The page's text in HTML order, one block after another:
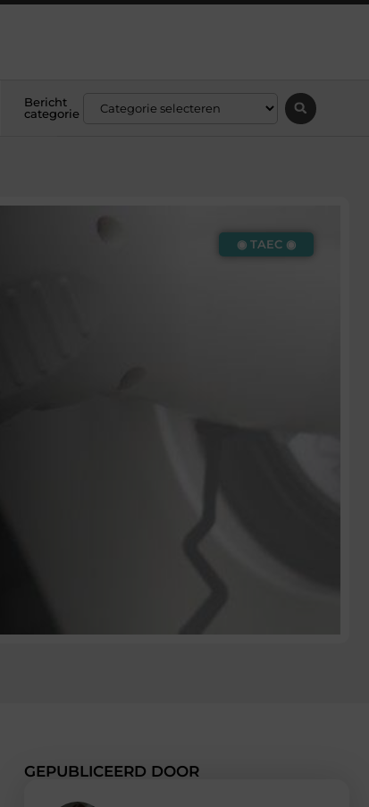
Bericht
categorie
◉ TAEC ◉
GEPUBLICEERD DOOR